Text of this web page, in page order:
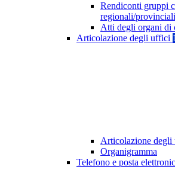
Rendiconti gruppi
regionali/provinciali
Atti degli organi di
Articolazione degli uffici 1
Articolazione degli
Organigramma
Telefono e posta